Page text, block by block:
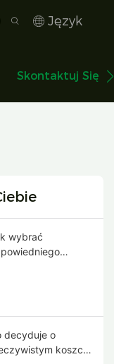
Język
Skontaktuj Się Z
wybrać
decyduje o
koszcie